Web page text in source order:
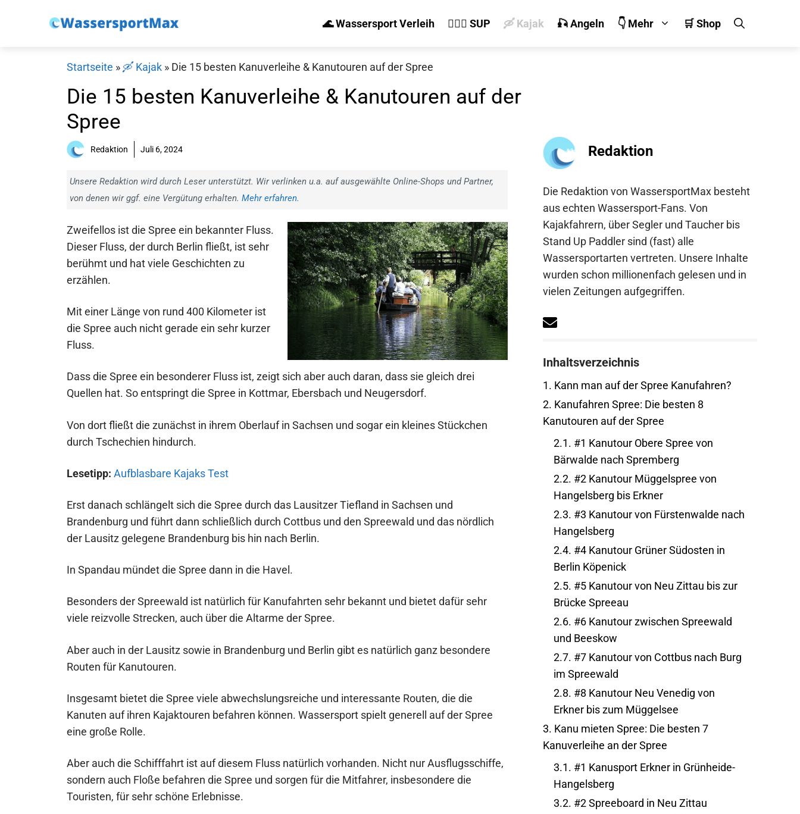
🌊 Wassersport Verleih 🏄‍♀️🛶 SUP 🛶 Kajak 🎣 Angeln 👇 Mehr 🛒 Shop
Startseite » 🛶 Kajak » Die 15 besten Kanuverleihe & Kanutouren auf der Spree
Die 15 besten Kanuverleihe & Kanutouren auf der
Spree
Redaktion Juli 6, 2024
Unsere Redaktion wird durch Leser unterstützt. Wir verlinken u.a. auf ausgewählte Online-Shops und Partner,
von denen wir ggf. eine Vergütung erhalten. Mehr erfahren.
Zweifellos ist die Spree ein bekannter Fluss.
Dieser Fluss, der durch Berlin fließt, ist sehr
berühmt und hat viele Geschichten zu
erzählen.
Mit einer Länge von rund 400 Kilometer ist
die Spree auch nicht gerade ein sehr kurzer
Fluss.
Dass die Spree ein besonderer Fluss ist, zeigt sich aber auch daran, dass sie gleich drei
Quellen hat. So entspringt die Spree in Kottmar, Ebersbach und Neugersdorf.
Von dort fließt die zunächst in ihrem Oberlauf in Sachsen und sogar ein kleines Stückchen
durch Tschechien hindurch.
Lesetipp: Aufblasbare Kajaks Test
Erst danach schlängelt sich die Spree durch das Lausitzer Tiefland in Sachsen und
Brandenburg und führt dann schließlich durch Cottbus und den Spreewald und das nördlich
der Lausitz gelegene Brandenburg bis hin nach Berlin.
In Spandau mündet die Spree dann in die Havel.
Besonders der Spreewald ist natürlich für Kanufahrten sehr bekannt und bietet dafür sehr
viele reizvolle Strecken, auch über die Altarme der Spree.
Aber auch in der Lausitz sowie in Brandenburg und Berlin gibt es natürlich ganz besondere
Routen für Kanutouren.
Insgesamt bietet die Spree viele abwechslungsreiche und interessante Routen, die die
Kanuten auf ihren Kajaktouren befahren können. Wassersport spielt generell auf der Spree
eine große Rolle.
Aber auch die Schifffahrt ist auf diesem Fluss natürlich vorhanden. Nicht nur Ausflugsschiffe,
sondern auch Floße befahren die Spree und sorgen für die Mitfahrer, insbesondere die
Touristen, für sehr schöne Erlebnisse.
Redaktion
Die Redaktion von WassersportMax besteht
aus echten Wassersport-Fans. Von
Kajakfahrern, über Segler und Taucher bis
Stand Up Paddler sind (fast) alle
Wassersportarten vertreten. Unsere Inhalte
wurden schon millionenfach gelesen und in
vielen Zeitungen aufgegriffen.
Inhaltsverzeichnis
1. Kann man auf der Spree Kanufahren?
2. Kanufahren Spree: Die besten 8
Kanutouren auf der Spree
2.1. #1 Kanutour Obere Spree von
Bärwalde nach Spremberg
2.2. #2 Kanutour Müggelspree von
Hangelsberg bis Erkner
2.3. #3 Kanutour von Fürstenwalde nach
Hangelsberg
2.4. #4 Kanutour Grüner Südosten in
Berlin Köpenick
2.5. #5 Kanutour von Neu Zittau bis zur
Brücke Spreeau
2.6. #6 Kanutour zwischen Spreewald
und Beeskow
2.7. #7 Kanutour von Cottbus nach Burg
im Spreewald
2.8. #8 Kanutour Neu Venedig von
Erkner bis zum Müggelsee
3. Kanu mieten Spree: Die besten 7
Kanuverleihe an der Spree
3.1. #1 Kanusport Erkner in Grünheide-
Hangelsberg
3.2. #2 Spreeboard in Neu Zittau